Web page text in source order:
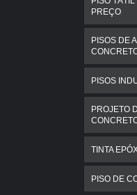
PREÇO
PISOS DE
PISOS
PROJETO
TINTA
PISO DE